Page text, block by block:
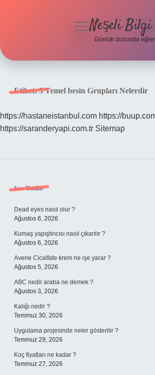
Hakkımızda
menüyüNeşeli Bilgi
Günlük dozunda
Etiket:5 Temel besin Grupları Nelerdir
https://hastaneistanbul.com https://
https://saranderyapi.com.tr Sitemap
Sidebar
Son Yazılar
Dead eyes nasıl olur ?
Ağustos 6, 2026
Kumaş yapıştırıcısı nasıl çıkarılır ?
Ağustos 6, 2026
Avene Cicalfate krem ne işe yarar ?
Ağustos 5, 2026
ABC nedir araba ne demek ?
Ağustos 3, 2026
Kalığı nedir ?
Temmuz 30, 2026
Uygulama projesinde neler gösterilir ?
Temmuz 29, 2026
Koç fiyatları ne kadar ?
Temmuz 27, 2026